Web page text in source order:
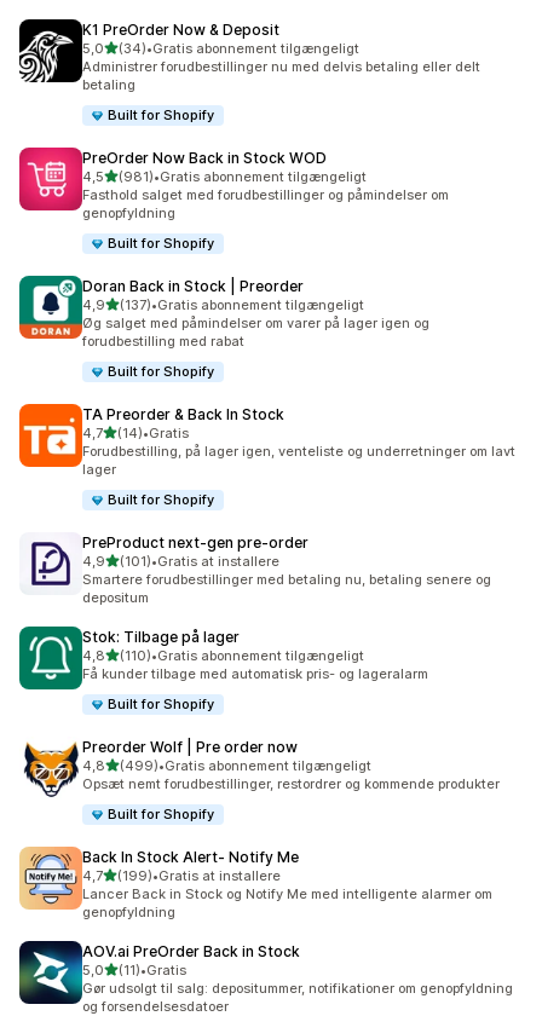
K1 PreOrder Now & Deposit
5,0ud af 5 stjerner
(34)
34 anmeldelser i alt
•Gratis abonnement tilgængeligt
Administrer forudbestillinger nu med delvis betaling eller delt
betaling
Built for Shopify
PreOrder Now Back in Stock WOD
4,5ud af 5 stjerner
(981)
981 anmeldelser i alt
•Gratis abonnement tilgængeligt
Fasthold salget med forudbestillinger og påmindelser om
genopfyldning
Built for Shopify
Doran Back in Stock | Preorder
4,9ud af 5 stjerner
(137)
137 anmeldelser i alt
•Gratis abonnement tilgængeligt
Øg salget med påmindelser om varer på lager igen og
forudbestilling med rabat
Built for Shopify
TA Preorder & Back In Stock
4,7ud af 5 stjerner
(14)
14 anmeldelser i alt
•Gratis
Forudbestilling, på lager igen, venteliste og underretninger om lavt
lager
Built for Shopify
PreProduct next‑gen pre‑order
4,9ud af 5 stjerner
(101)
101 anmeldelser i alt
•Gratis at installere
Smartere forudbestillinger med betaling nu, betaling senere og
depositum
Stok: Tilbage på lager
4,8ud af 5 stjerner
(110)
110 anmeldelser i alt
•Gratis abonnement tilgængeligt
Få kunder tilbage med automatisk pris- og lageralarm
Built for Shopify
Preorder Wolf | Pre order now
4,8ud af 5 stjerner
(499)
499 anmeldelser i alt
•Gratis abonnement tilgængeligt
Opsæt nemt forudbestillinger, restordrer og kommende produkter
Built for Shopify
Back In Stock Alert‑ Notify Me
4,7ud af 5 stjerner
(199)
199 anmeldelser i alt
•Gratis at installere
Lancer Back in Stock og Notify Me med intelligente alarmer om
genopfyldning
AOV.ai PreOrder Back in Stock
5,0ud af 5 stjerner
(11)
11 anmeldelser i alt
•Gratis
Gør udsolgt til salg: depositummer, notifikationer om genopfyldning
og forsendelsesdatoer